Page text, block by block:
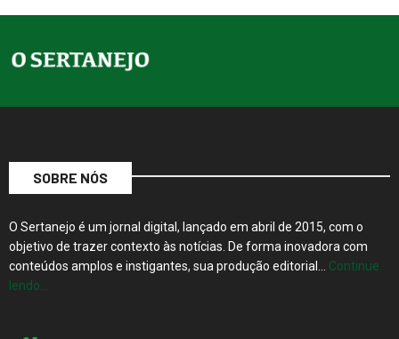
SOBRE NÓS
O Sertanejo é um jornal digital, lançado em abril de 2015, com o
objetivo de trazer contexto às notícias. De forma inovadora com
conteúdos amplos e instigantes, sua produção editorial… Continue
lendo…